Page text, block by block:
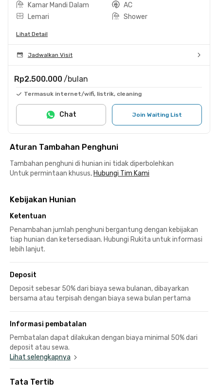
Kamar Mandi Dalam
AC
Lemari
Shower
Lihat Detail
Jadwalkan Visit
Rp2.500.000 /bulan
Termasuk internet/wifi, listrik, cleaning
Join Waiting List
Chat
Aturan Tambahan Penghuni
Tambahan penghuni di hunian ini tidak diperbolehkan
Untuk permintaan khusus, Hubungi Tim Kami
Kebijakan Hunian
Ketentuan
Penambahan jumlah penghuni bergantung dengan kebijakan
tiap hunian dan ketersediaan. Hubungi Rukita untuk informasi
lebih lanjut.
Deposit
Deposit sebesar 50% dari biaya sewa bulanan, dibayarkan
bersama atau terpisah dengan biaya sewa bulan pertama
Informasi pembatalan
Pembatalan dapat dilakukan dengan biaya minimal 50% dari
deposit atau sewa.
Lihat selengkapnya
Tata Tertib